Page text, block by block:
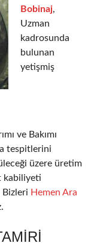
Bobinaj,
Uzman
kadrosunda
bulunan
yetişmiş
ve Bakımı
tespitlerini
üzere üretim
kabiliyeti
Bizleri Hemen Ara